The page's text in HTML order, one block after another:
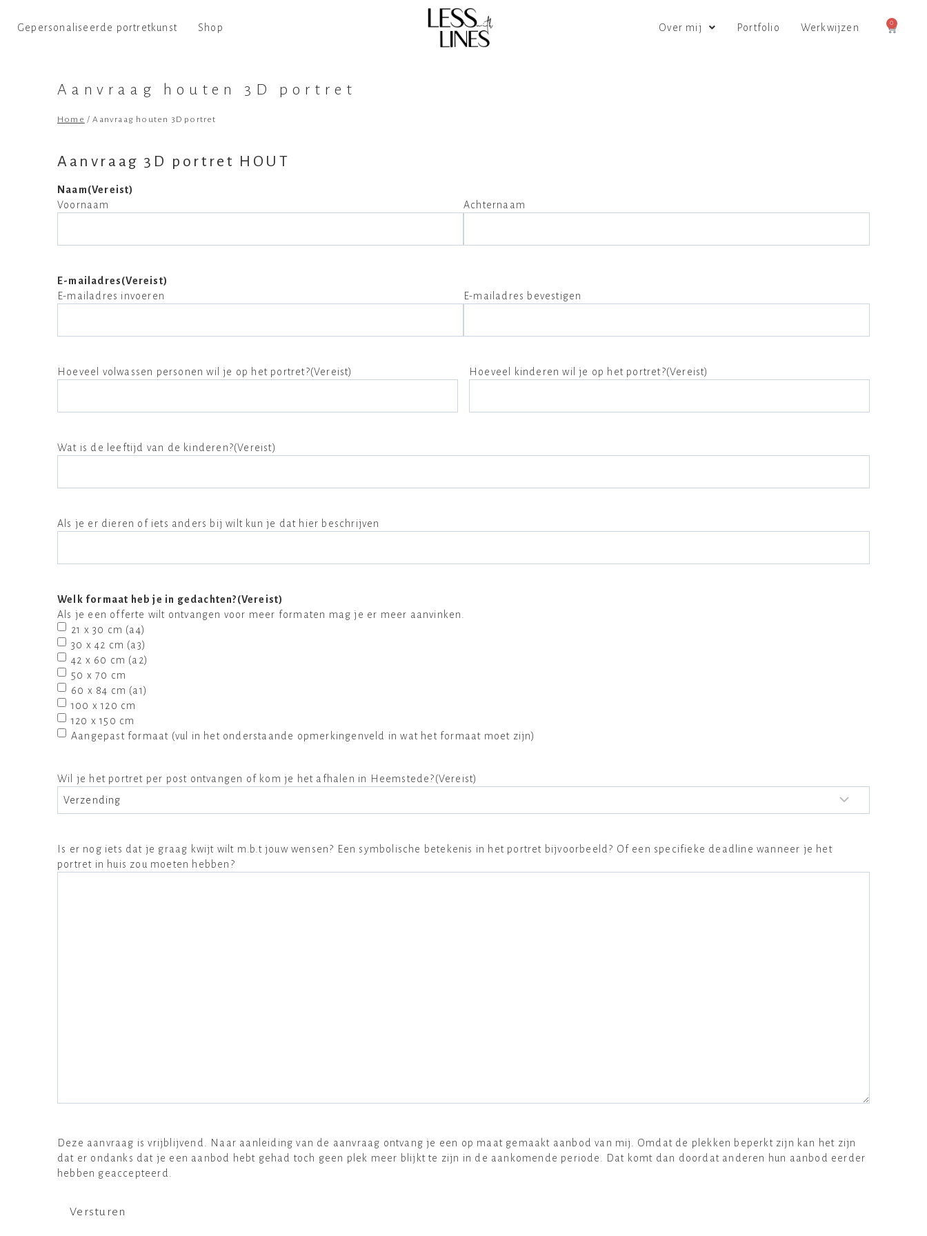
Gepersonaliseerde portretkunst Shop Over mij Portfolio Werkwijzen 0
Aanvraag houten 3D portret
Home / Aanvraag houten 3D portret
Aanvraag 3D portret HOUT
Naam(Vereist)
Voornaam
Achternaam
E-mailadres(Vereist)
E-mailadres invoeren
E-mailadres bevestigen
Hoeveel volwassen personen wil je op het portret?(Vereist) Hoeveel kinderen wil je op het portret?(Vereist)
Wat is de leeftijd van de kinderen?(Vereist)
Als je er dieren of iets anders bij wilt kun je dat hier beschrijven
Welk formaat heb je in gedachten?(Vereist)
Als je een offerte wilt ontvangen voor meer formaten mag je er meer aanvinken.
21 x 30 cm (a4)
30 x 42 cm (a3)
42 x 60 cm (a2)
50 x 70 cm
60 x 84 cm (a1)
100 x 120 cm
120 x 150 cm
Aangepast formaat (vul in het onderstaande opmerkingenveld in wat het formaat moet zijn)
Wil je het portret per post ontvangen of kom je het afhalen in Heemstede?(Vereist)
Is er nog iets dat je graag kwijt wilt m.b.t jouw wensen? Een symbolische betekenis in het portret bijvoorbeeld? Of een specifieke deadline wanneer je het
portret in huis zou moeten hebben?
Deze aanvraag is vrijblijvend. Naar aanleiding van de aanvraag ontvang je een op maat gemaakt aanbod van mij. Omdat de plekken beperkt zijn kan het zijn
dat er ondanks dat je een aanbod hebt gehad toch geen plek meer blijkt te zijn in de aankomende periode. Dat komt dan doordat anderen hun aanbod eerder
hebben geaccepteerd.